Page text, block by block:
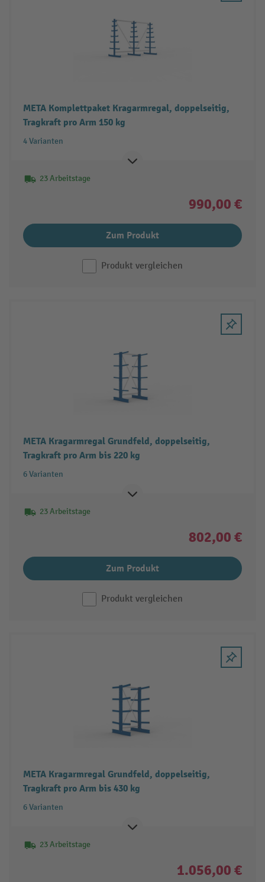
META Komplettpaket Kragarmregal, doppelseitig,
Tragkraft pro Arm 150 kg
4 Varianten
23 Arbeitstage
990,00 €
Zum Produkt
Produkt vergleichen
META Kragarmregal Grundfeld, doppelseitig,
Tragkraft pro Arm bis 220 kg
6 Varianten
23 Arbeitstage
802,00 €
Zum Produkt
Produkt vergleichen
META Kragarmregal Grundfeld, doppelseitig,
Tragkraft pro Arm bis 430 kg
6 Varianten
23 Arbeitstage
1.056,00 €